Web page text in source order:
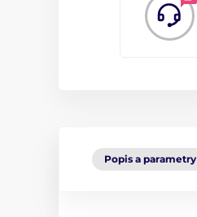
Popis a parametry